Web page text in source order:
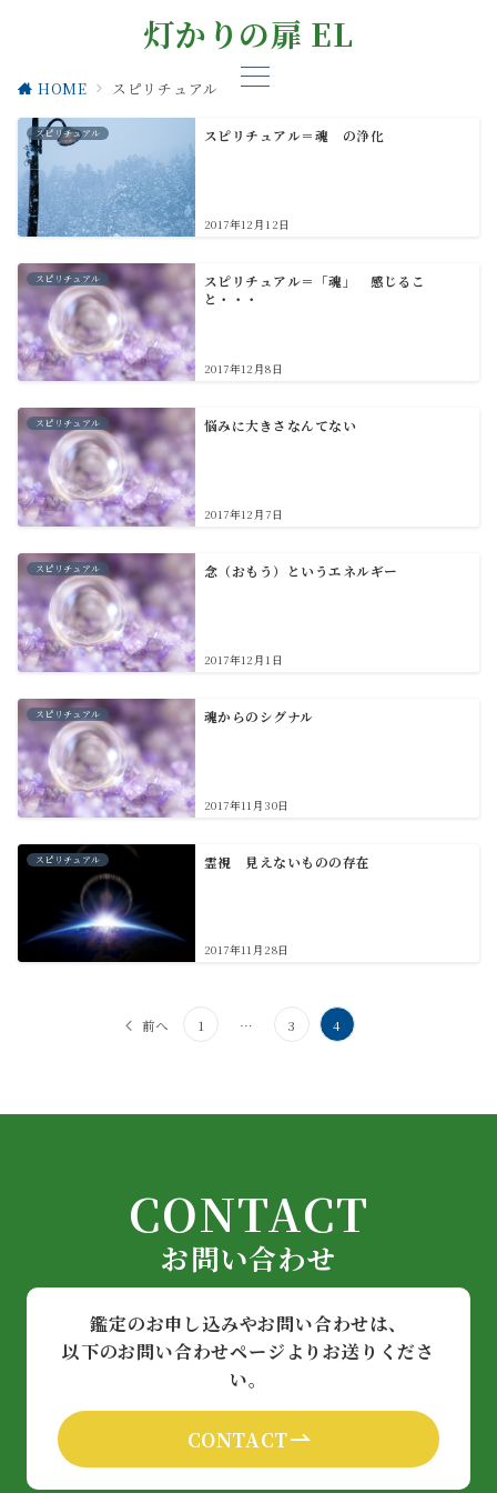
灯かりの扉 EL
HOME スピリチュアル
スピリチュアル スピリチュアル＝魂 の浄化
2017年12月12日
スピリチュアル
スピリチュアル＝「魂」 感じるこ
と・・・
2017年12月8日
スピリチュアル 悩みに大きさなんてない
2017年12月7日
スピリチュアル 念（おもう）というエネルギー
2017年12月1日
スピリチュアル 魂からのシグナル
2017年11月30日
スピリチュアル 霊視 見えないものの存在
2017年11月28日
り
前へ 1 … 3 4
CONTACT
お問い合わせ
鑑定のお申し込みやお問い合わせは、
以下のお問い合わせページよりお送りくださ
い。
CONTACT